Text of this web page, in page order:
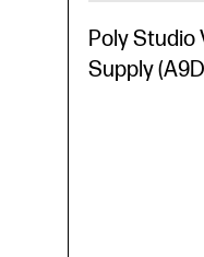
Poly Studio
Supply